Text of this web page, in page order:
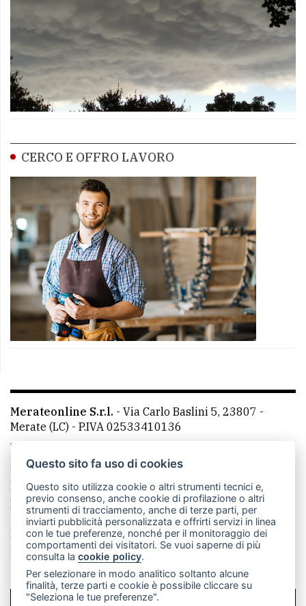
CERCO E OFFRO LAVORO
Merateonline S.r.l. - Via Carlo Baslini 5, 23807 -
Merate (LC) - P.IVA 02533410136
Telefono:
mail: redazione@merateonline.it
La redazione
CasateOnline LeccoOnline
RSS
Made by VIP
Privacy policy
Cookie policy
Rivedi le tue scelte sui cookie
SCRIVICI
Questo sito fa uso di cookies
Questo sito utilizza cookie o altri strumenti tecnici e,
previo consenso, anche cookie di profilazione o altri
strumenti di tracciamento, anche di terze parti, per
inviarti pubblicità personalizzata e offrirti servizi in linea
con le tue preferenze, nonché per il monitoraggio dei
comportamenti dei visitatori. Se vuoi saperne di più
consulta lacookie policy.
Per selezionare in modo analitico soltanto alcune
finalità, terze parti e cookie è possibile cliccare su
"Seleziona le tue preferenze".